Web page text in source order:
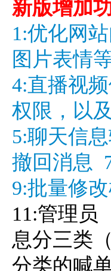
新版增加
1:优化网
图片表情
4:直播视
权限，以
5:聊天信
撤回消息
9:批量修
11:管理员
息分三类
分类的喊